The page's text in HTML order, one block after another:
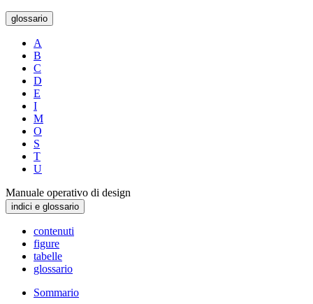
glossario
A
B
C
D
E
I
M
O
S
T
U
Manuale operativo di design
indici e glossario
contenuti
figure
tabelle
glossario
Sommario